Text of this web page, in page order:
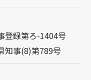
登録第ろ-1404号
知事(8)第789号